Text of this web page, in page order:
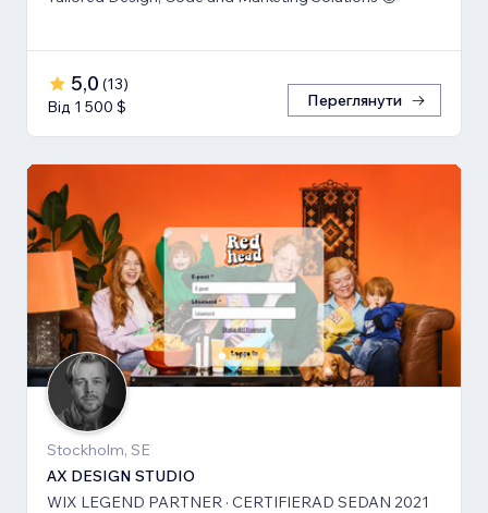
5,0 (13)
Від 1 500 $
Переглянути
Stockholm, SE
AX DESIGN STUDIO
WIX LEGEND PARTNER · CERTIFIERAD SEDAN 2021